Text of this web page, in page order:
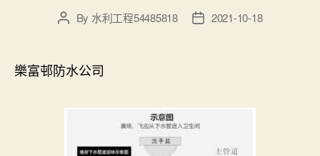
PostBy 水利工程54485818
Post2021-10-18
樂富邨防水公司